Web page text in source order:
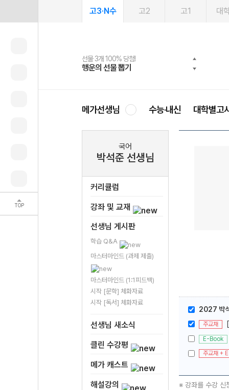
TOP
고3·N수 고2 고1 대
선물 3개 100% 당첨!
행운의 선물 뽑기
선물 100% 증정!
메가스터디 X 올리브
여름방학 스터디 캐시백
메가런 썸머스쿨
2027 러셀 단과
강사 공개선발
스마트러닝앱
설문 EVENT
메가패스
3일 무료 체험권
메가패스 수강생 무료혜택!
메가클럽 멤버십
사회공헌 캠페인
희망이룸 메가나눔
메가선생님 수능·내신 대학별고
국어
박석준 선생님
커리큘럼
강좌 및 교재
선생님 게시판
학습 Q&A
마스터마인드 (과제 제출)
마스터마인드 (1:1피드백)
시작 [문학] 체화자료
시작 [독서] 체화자료
선생님 새소식
클린 수강평
메가 캐스트
해설강의
2027 박
주교재
E-Book
주교재 +
※ 강좌를 수강 신